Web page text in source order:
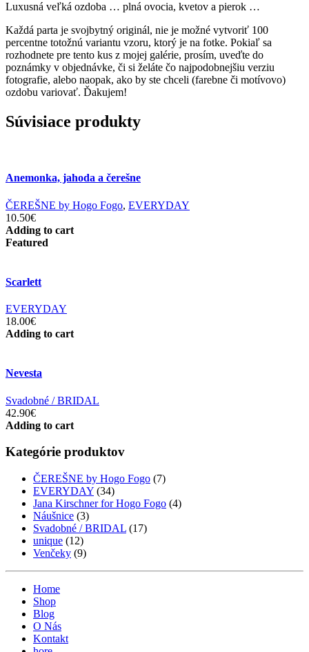
Luxusná veľká ozdoba … plná ovocia, kvetov a pierok …
Každá parta je svojbytný originál, nie je možné vytvoriť 100
percentne totožnú variantu vzoru, ktorý je na fotke. Pokiaľ sa
rozhodnete pre tento kus z mojej galérie, prosím, uveďte do
poznámky v objednávke, či si želáte čo najpodobnejšiu verziu
fotografie, alebo naopak, ako by ste chceli (farebne či motívovo)
ozdobu variovať. Ďakujem!
Súvisiace produkty
Anemonka, jahoda a čerešne
ČEREŠNE by Hogo Fogo, EVERYDAY
10.50€
Adding to cart
Featured
Scarlett
EVERYDAY
18.00€
Adding to cart
Nevesta
Svadobné / BRIDAL
42.90€
Adding to cart
Kategórie produktov
ČEREŠNE by Hogo Fogo (7)
EVERYDAY (34)
Jana Kirschner for Hogo Fogo (4)
Náušnice (3)
Svadobné / BRIDAL (17)
unique (12)
Venčeky (9)
Home
Shop
Blog
O Nás
Kontakt